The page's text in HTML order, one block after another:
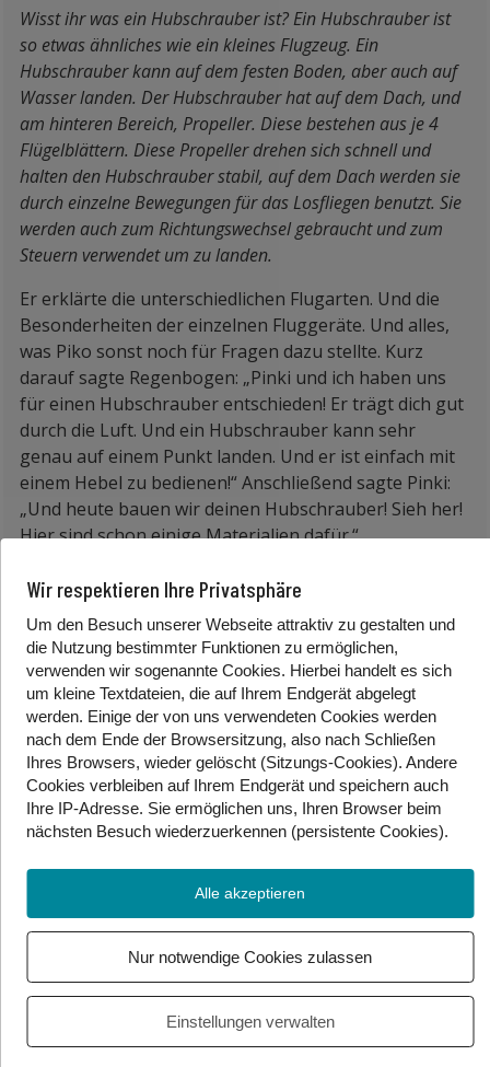
Wisst ihr was ein Hubschrauber ist? Ein Hubschrauber ist
so etwas ähnliches wie ein kleines Flugzeug. Ein
Hubschrauber kann auf dem festen Boden, aber auch auf
Wasser landen. Der Hubschrauber hat auf dem Dach, und
am hinteren Bereich, Propeller. Diese bestehen aus je 4
Flügelblättern. Diese Propeller drehen sich schnell und
halten den Hubschrauber stabil, auf dem Dach werden sie
durch einzelne Bewegungen für das Losfliegen benutzt. Sie
werden auch zum Richtungswechsel gebraucht und zum
Steuern verwendet um zu landen.
Er erklärte die unterschiedlichen Flugarten. Und die
Besonderheiten der einzelnen Fluggeräte. Und alles,
was Piko sonst noch für Fragen dazu stellte. Kurz
darauf sagte Regenbogen: „Pinki und ich haben uns
für einen Hubschrauber entschieden! Er trägt dich gut
durch die Luft. Und ein Hubschrauber kann sehr
genau auf einem Punkt landen. Und er ist einfach mit
einem Hebel zu bedienen!“ Anschließend sagte Pinki:
„Und heute bauen wir deinen Hubschrauber! Sieh her!
Hier sind schon einige Materialien dafür.“
Er zeigte Piko all das, was sie mitgebracht hatten. Es
lagen jede Menge Bambusholz und Bananenblätter
da. Ebenso Schnüre aus Sisal und eine Säge. „Dies
brauchen wir, um einen flugfähigen Hubschrauber zu
bauen“, bemerkte Regenbogen. „Wo darf ich euch
unterstützen?“, fragte Piko. Der Papagei gab Piko die
Säge: „Du kannst deinen Sitz bauen! Und hiermit das
Holz für ihn zurecht sägen. Du weißt am besten wie er
für dich bequem ist.“ „Jaaa“, sagte Piko lachend. „Der
Sitz ist leicht für mich. Es wird ein kleiner Stuhl.“
Hinterns. Für die Polsterung des Sitzes nehme ich
meine eigenen Daunenfedern. Die sind so schön
kuschelig weich“, bemerkte er. Piko fing gleich mit dem
Bauen an. Er kannte das Arbeiten mit der Säge von
seinem Vater. Denn der kleine Pinguin hatte ihm dabei
schon oft zugeschaut und manchmal auch tatkräftig
unterstützt. So selbstständig mit der Säge zu arbeiten
Wir respektieren Ihre Privatsphäre
Um den Besuch unserer Webseite attraktiv zu gestalten und
die Nutzung bestimmter Funktionen zu ermöglichen,
verwenden wir sogenannte Cookies. Hierbei handelt es sich
um kleine Textdateien, die auf Ihrem Endgerät abgelegt
werden. Einige der von uns verwendeten Cookies werden
nach dem Ende der Browsersitzung, also nach Schließen
Ihres Browsers, wieder gelöscht (Sitzungs-Cookies). Andere
Cookies verbleiben auf Ihrem Endgerät und speichern auch
Ihre IP-Adresse. Sie ermöglichen uns, Ihren Browser beim
nächsten Besuch wiederzuerkennen (persistente Cookies).
Alle akzeptieren
Nur notwendige Cookies zulassen
Einstellungen verwalten